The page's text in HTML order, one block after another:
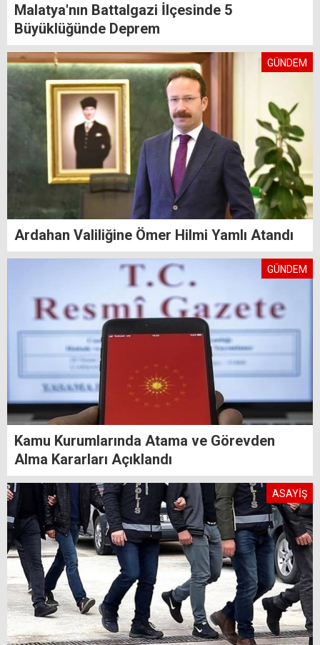
Malatya'nın Battalgazi İlçesinde 5
Büyüklüğünde Deprem
GÜNDEM
Ardahan Valiliğine Ömer Hilmi Yamlı Atandı
GÜNDEM
Kamu Kurumlarında Atama ve Görevden
Alma Kararları Açıklandı
ASAYİŞ